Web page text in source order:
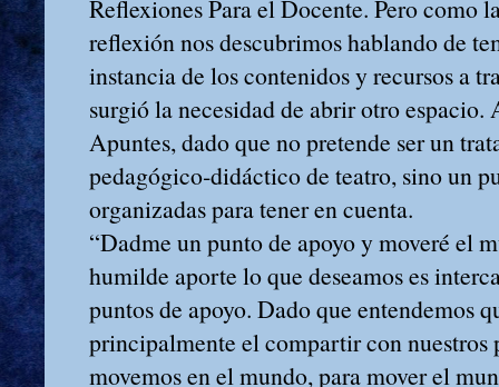
Reflexiones Para el Docente. Pero como
reflexión nos descubrimos hablando de
instancia de los contenidos y recursos a
surgió la necesidad de abrir otro espacio.
Apuntes, dado que no pretende ser un
pedagógico‑didáctico de teatro, sino un
organizadas para tener en cuenta.
“Dadme un punto de apoyo y moveré el
humilde aporte lo que deseamos es
puntos de apoyo. Dado que entendemos
principalmente el compartir con nuestros
movemos en el mundo, para mover el